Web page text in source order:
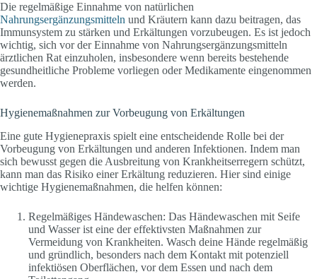
Die regelmäßige Einnahme von natürlichen
Nahrungsergänzungsmitteln und Kräutern kann dazu beitragen, das
Immunsystem zu stärken und Erkältungen vorzubeugen. Es ist jedoch
wichtig, sich vor der Einnahme von Nahrungsergänzungsmitteln
ärztlichen Rat einzuholen, insbesondere wenn bereits bestehende
gesundheitliche Probleme vorliegen oder Medikamente eingenommen
werden.
Hygienemaßnahmen zur Vorbeugung von Erkältungen
Eine gute Hygienepraxis spielt eine entscheidende Rolle bei der
Vorbeugung von Erkältungen und anderen Infektionen. Indem man
sich bewusst gegen die Ausbreitung von Krankheitserregern schützt,
kann man das Risiko einer Erkältung reduzieren. Hier sind einige
wichtige Hygienemaßnahmen, die helfen können:
Regelmäßiges Händewaschen: Das Händewaschen mit Seife
und Wasser ist eine der effektivsten Maßnahmen zur
Vermeidung von Krankheiten. Wasch deine Hände regelmäßig
und gründlich, besonders nach dem Kontakt mit potenziell
infektiösen Oberflächen, vor dem Essen und nach dem